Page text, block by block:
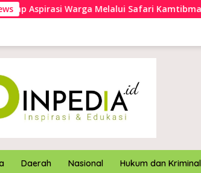
Melalui Safari Kamtibmas Mepokoaso
Daerah Nasional Hukum dan Kriminal